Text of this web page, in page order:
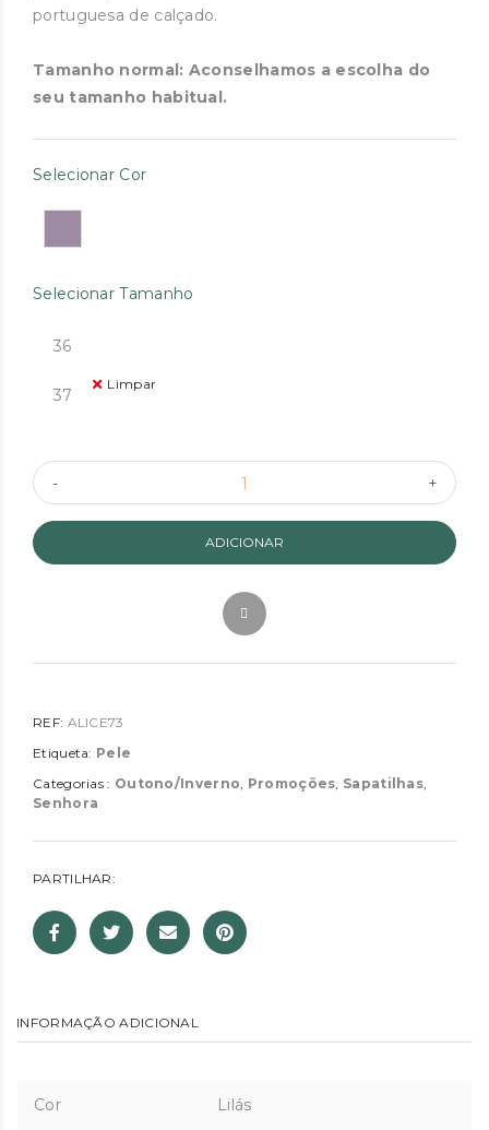
portuguesa de calçado.
Tamanho normal: Aconselhamos a escolha do
seu tamanho habitual.
Selecionar Cor
Selecionar Tamanho
36
37
Limpar
ADICIONAR
REF: ALICE73
Etiqueta: Pele
Categorias : Outono/Inverno, Promoções, Sapatilhas,
Senhora
PARTILHAR:
INFORMAÇÃO ADICIONAL
Cor Lilás